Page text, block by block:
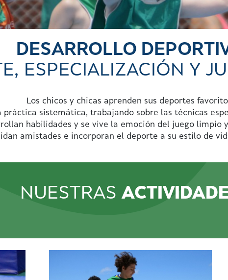
DESARROLLO
ESPECIALIZACIÓN Y
Los chicos y chicas aprenden sus deportes
práctica sistemática, trabajando sobre las técnicas
habilidades y se vive la emoción del juego limpio
amistades e incorporan el deporte a su estilo de
NUESTRAS